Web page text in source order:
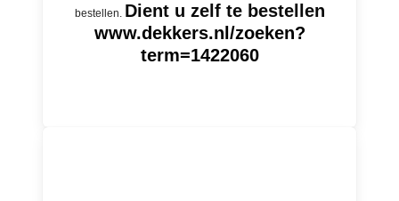
bestellen. Dient u zelf te bestellen
www.dekkers.nl/zoeken?
term=1422060